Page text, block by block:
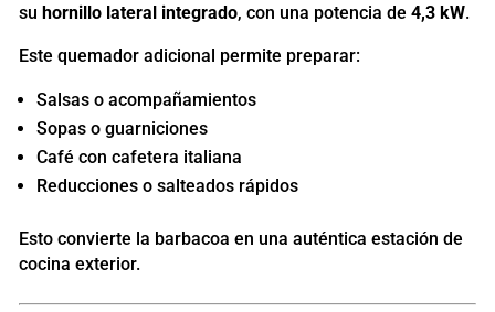
su hornillo lateral integrado, con una potencia de 4,3 kW.
Este quemador adicional permite preparar:
Salsas o acompañamientos
Sopas o guarniciones
Café con cafetera italiana
Reducciones o salteados rápidos
Esto convierte la barbacoa en una auténtica estación de
cocina exterior.